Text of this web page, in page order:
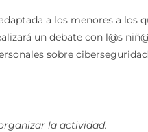
a los menores a los
un debate con l@s
sobre
la actividad.